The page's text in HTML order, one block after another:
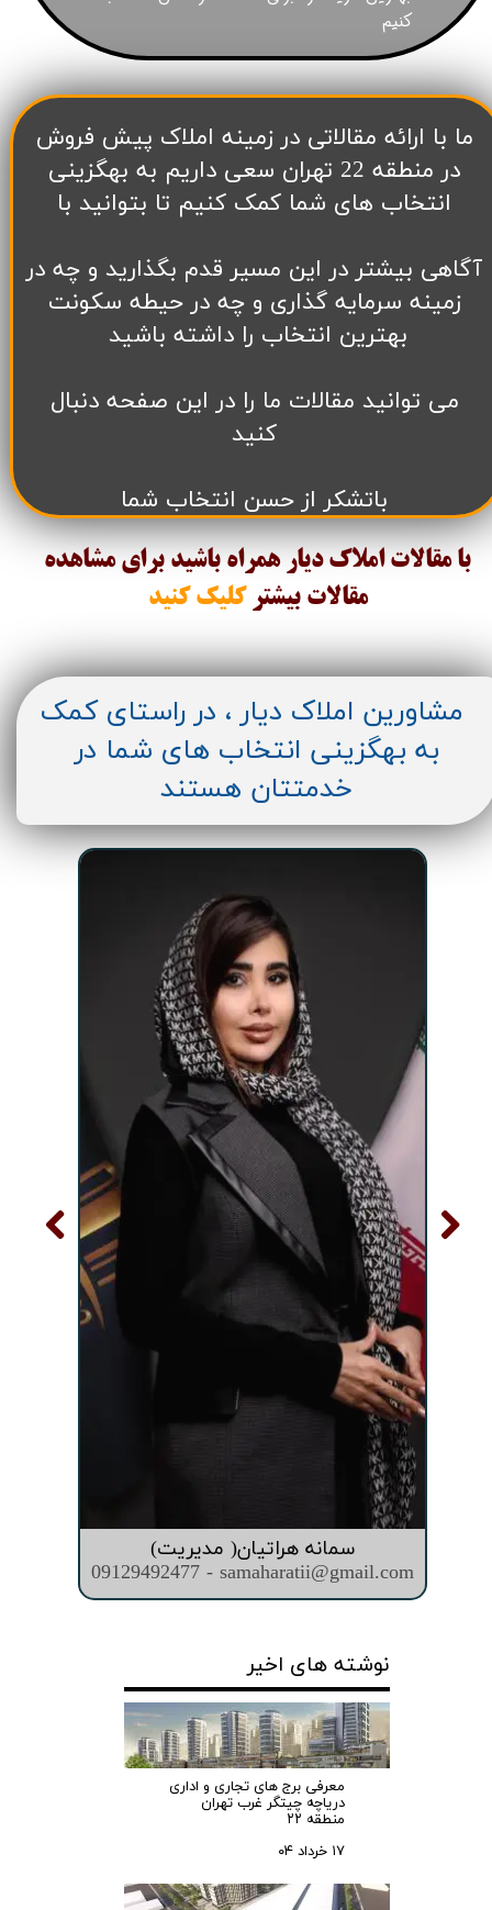
کنیم
​ما با ارائه مقالاتی در زمینه املاک پیش فروش
در منطقه 22 تهران سعی داریم به بهگزینی
انتخاب های شما کمک کنیم تا بتوانید با
آگاهی بیشتر در این مسیر قدم بگذارید و چه در
زمینه سرمایه گذاری و چه در حیطه سکونت
بهترین انتخاب را داشته باشید
می توانید مقالات ما را در این صفحه دنبال
کنید
باتشکر از حسن انتخاب شما
با مقالات املاک دیار همراه باشید برای مشاهده
مقالات بیشتر کلیک کنید
سمانه هراتیان( مدیریت)
09129492477 - samaharatii@gmail.com
مشاورین املاک دیار ، در راستای کمک
به بهگزینی انتخاب های شما در
خدمتتان هستند
نوشته های اخیر
معرفی برج های تجاری و اداری
دریاچه چیتگر غرب تهران
منطقه ۲۲
۱۷ خرداد ۰۴